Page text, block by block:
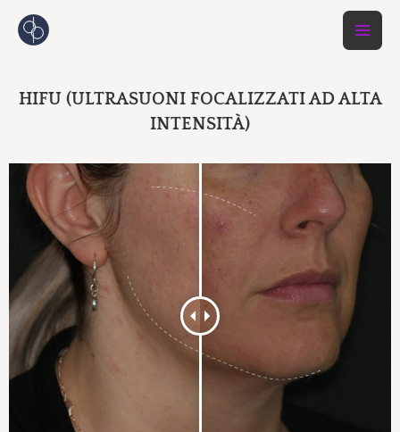
HIFU (ULTRASUONI FOCALIZZATI AD ALTA
INTENSITÀ)